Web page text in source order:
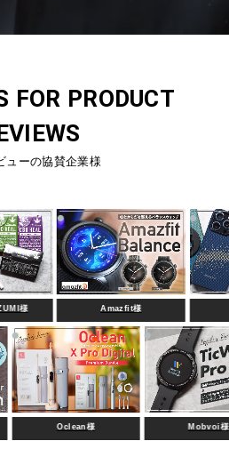
FOR PRODUCT
ューの協賛企業様